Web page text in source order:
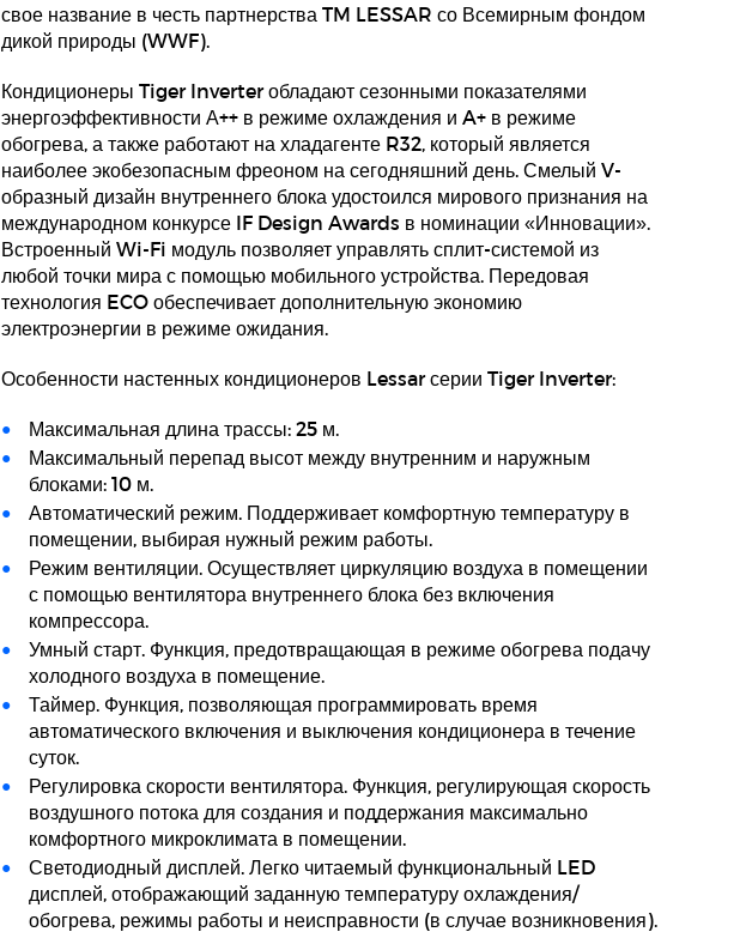
свое название в честь партнерства TM LESSAR со Всемирным фондом
дикой природы (WWF).
Кондиционеры Tiger Inverter обладают сезонными показателями
энергоэффективности А++ в режиме охлаждения и A+ в режиме
обогрева, а также работают на хладагенте R32, который является
наиболее экобезопасным фреоном на сегодняшний день. Смелый V-
образный дизайн внутреннего блока удостоился мирового признания на
международном конкурсе IF Design Awards в номинации «Инновации».
Встроенный Wi-Fi модуль позволяет управлять сплит-системой из
любой точки мира с помощью мобильного устройства. Передовая
технология ECO обеспечивает дополнительную экономию
электроэнергии в режиме ожидания.
Особенности настенных кондиционеров Lessar серии Tiger Inverter:
Максимальная длина трассы: 25 м.
Максимальный перепад высот между внутренним и наружным
блоками: 10 м.
Автоматический режим. Поддерживает комфортную температуру в
помещении, выбирая нужный режим работы.
Режим вентиляции. Осуществляет циркуляцию воздуха в помещении
с помощью вентилятора внутреннего блока без включения
компрессора.
Умный старт. Функция, предотвращающая в режиме обогрева подачу
холодного воздуха в помещение.
Таймер. Функция, позволяющая программировать время
автоматического включения и выключения кондиционера в течение
суток.
Регулировка скорости вентилятора. Функция, регулирующая скорость
воздушного потока для создания и поддержания максимально
комфортного микроклимата в помещении.
Светодиодный дисплей. Легко читаемый функциональный LED
дисплей, отображающий заданную температуру охлаждения/
обогрева, режимы работы и неисправности (в случае возникновения).